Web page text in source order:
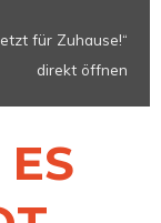
für Zuhause!“
direkt öffnen